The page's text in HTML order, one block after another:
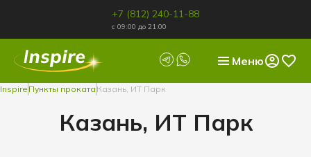
+7 (812) 240-11-88
с 09:00 до 21:00
Меню
Inspire Пункты проката Казань, ИТ Парк
Казань, ИТ Парк